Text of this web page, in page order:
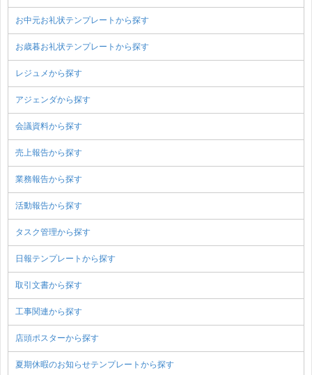
お中元お礼状テンプレートから探す
お歳暮お礼状テンプレートから探す
レジュメから探す
アジェンダから探す
会議資料から探す
売上報告から探す
業務報告から探す
活動報告から探す
タスク管理から探す
日報テンプレートから探す
取引文書から探す
工事関連から探す
店頭ポスターから探す
夏期休暇のお知らせテンプレートから探す